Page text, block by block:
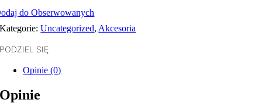
do Obserwowanych
Kategorie:Uncategorized, Akcesoria
PODZIEL SIĘ
Opinie (0)
Opinie